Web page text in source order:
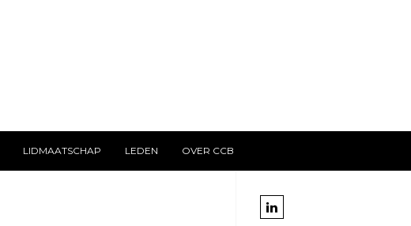
LIDMAATSCHAP LEDEN OVER CCB